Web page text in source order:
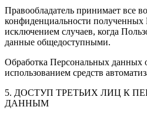
Правообладатель принимает все
конфиденциальности
исключением случаев, когда
данные общедоступными.
Обработка Персональных данных
использованием средств
5. ДОСТУП ТРЕТЬИХ ЛИЦ К
ДАННЫМ